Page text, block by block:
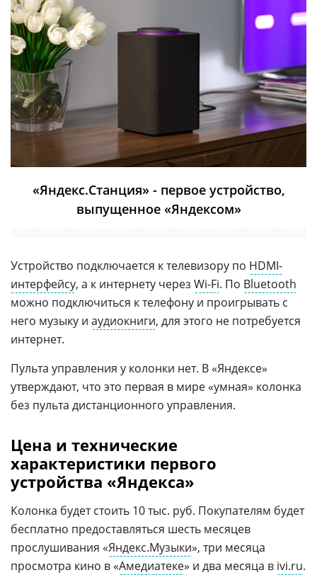
«Яндекс.Станция» - первое устройство,
выпущенное «Яндексом»
Устройство подключается к телевизору по HDMI-
интерфейсу, а к интернету через Wi-Fi. По Bluetooth
можно подключиться к телефону и проигрывать с
него музыку и аудиокниги, для этого не потребуется
интернет.
Пульта управления у колонки нет. В «Яндексе»
утверждают, что это первая в мире «умная» колонка
без пульта дистанционного управления.
Цена и технические
характеристики первого
устройства «Яндекса»
Колонка будет стоить 10 тыс. руб. Покупателям будет
бесплатно предоставляться шесть месяцев
прослушивания «Яндекс.Музыки», три месяца
просмотра кино в «Амедиатеке» и два месяца в ivi.ru.